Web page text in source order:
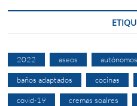
e
b
o
o
k
2022 aseos autónomos
baños adaptados cocinas
covid-19 cremas soalres